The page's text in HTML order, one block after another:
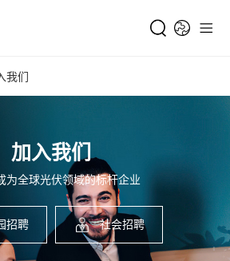
我们
加入我们
为全球光伏领域的标杆企业
招聘 社会招聘